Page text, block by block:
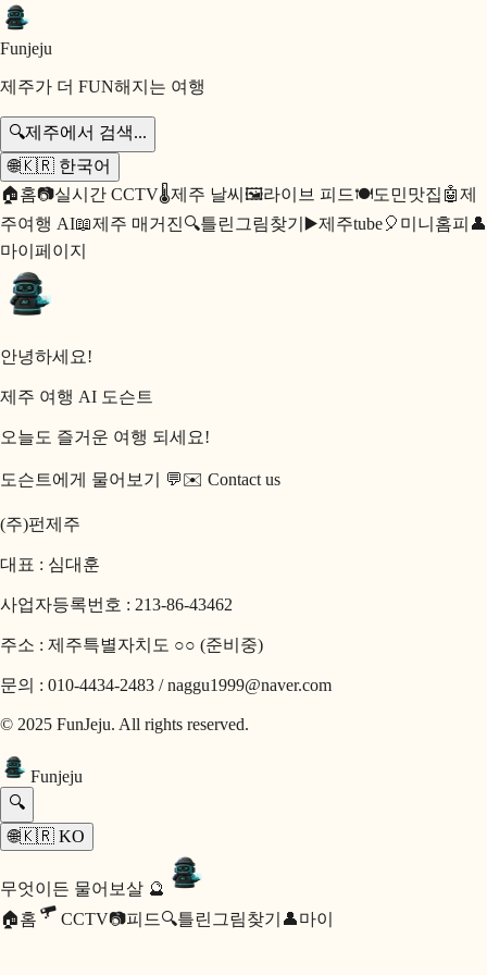
Funjeju
제주가 더 FUN해지는 여행
🔍제주에서 검색...
🌐🇰🇷 한국어
🏠홈📷실시간 CCTV🌡️제주 날씨 🖼️라이브 피드🍽️도민맛집 🤖제
주여행 AI📖제주 매거진🔍틀린그림찾기 ▶️제주tube🎈 미니홈피 👤
마이페이지
안녕하세요!
제주 여행 AI 도슨트
오늘도 즐거운 여행 되세요!
도슨트에게 물어보기 💬✉️ Contact us
(주)펀제주
대표 : 심대훈
사업자등록번호 : 213-86-43462
주소 : 제주특별자치도 ○○ (준비중)
문의 : 010-4434-2483 / naggu1999@naver.com
© 2025 FunJeju. All rights reserved.
Funjeju
🔍
🌐🇰🇷 KO
무엇이든 물어보살 🔮
🏠홈 CCTV📷피드🔍틀린그림찾기 👤마이